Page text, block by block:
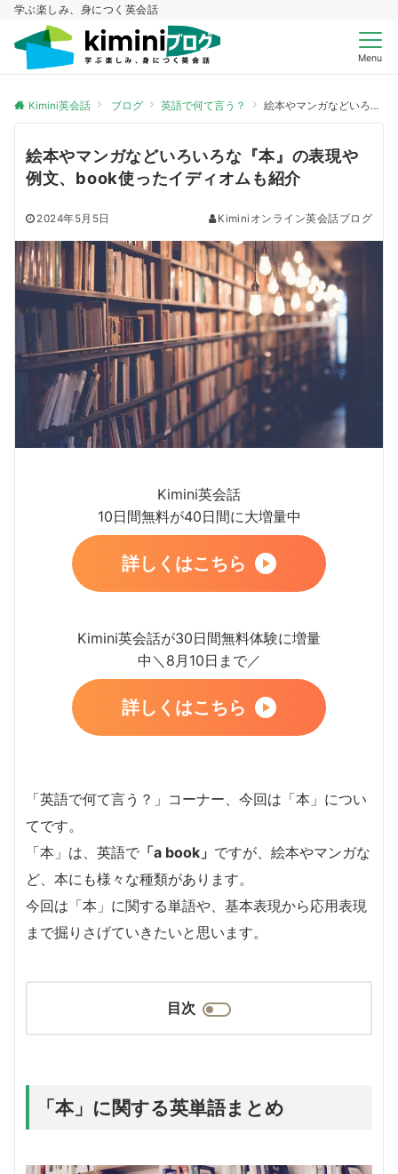
学ぶ楽しみ、身につく英会話
Menu
Kimini英会話 ブログ 英語で何て言う？ 絵本やマンガなどいろいろな『本』の表現や例文、book使ったイディオムも紹介
絵本やマンガなどいろいろな『本』の表現や
例文、book使ったイディオムも紹介
2024年5月5日 Kiminiオンライン英会話ブログ
Kimini英会話
10日間無料が40日間に大増量中
詳しくはこちら
Kimini英会話が30日間無料体験に増量
中＼8月10日まで／
詳しくはこちら
「英語で何て言う？」コーナー、今回は「本」につい
てです。
「本」は、英語で 「a book」 ですが、絵本やマンガな
ど、本にも様々な種類があります。
今回は「本」に関する単語や、基本表現から応用表現
まで掘りさげていきたいと思います。
目次
「本」に関する英単語まとめ